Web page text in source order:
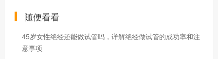
随便看看
45岁女性绝经还能做试管吗，详解绝经做试管的成功率和注
意事项